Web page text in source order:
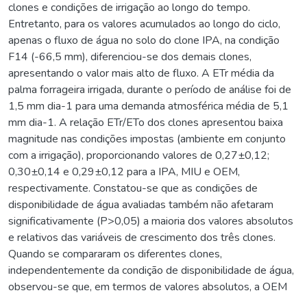
clones e condições de irrigação ao longo do tempo.
Entretanto, para os valores acumulados ao longo do ciclo,
apenas o fluxo de água no solo do clone IPA, na condição
F14 (-66,5 mm), diferenciou-se dos demais clones,
apresentando o valor mais alto de fluxo. A ETr média da
palma forrageira irrigada, durante o período de análise foi de
1,5 mm dia-1 para uma demanda atmosférica média de 5,1
mm dia-1. A relação ETr/ETo dos clones apresentou baixa
magnitude nas condições impostas (ambiente em conjunto
com a irrigação), proporcionando valores de 0,27±0,12;
0,30±0,14 e 0,29±0,12 para a IPA, MIU e OEM,
respectivamente. Constatou-se que as condições de
disponibilidade de água avaliadas também não afetaram
significativamente (P>0,05) a maioria dos valores absolutos
e relativos das variáveis de crescimento dos três clones.
Quando se compararam os diferentes clones,
independentemente da condição de disponibilidade de água,
observou-se que, em termos de valores absolutos, a OEM